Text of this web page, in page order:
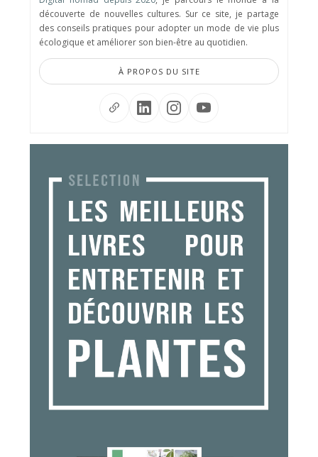
découverte de nouvelles cultures. Sur ce site, je partage
des conseils pratiques pour adopter un mode de vie plus
écologique et améliorer son bien-être au quotidien.
À PROPOS DU SITE